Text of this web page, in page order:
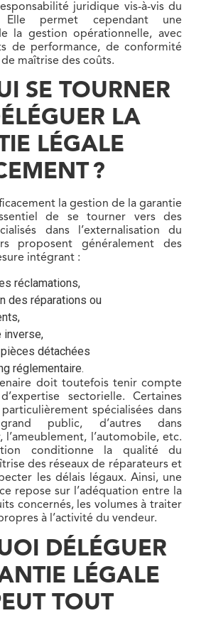
juridique vis-à-vis du
Elle permet cependant une
la gestion opérationnelle, avec
de performance, de conformité
maîtrise des coûts.
SE TOURNER
LA
LÉGALE
?
la gestion de la garantie
de se tourner vers des
dans l’externalisation du
proposent généralement des
intégrant :
réclamations,
des réparations ou
inverse,
détachées
réglementaire.
doit toutefois tenir compte
sectorielle. Certaines
spécialisées dans
grand public, d’autres dans
l’ameublement, l’automobile, etc.
conditionne la qualité du
des réseaux de réparateurs et
les délais légaux. Ainsi, une
repose sur l’adéquation entre la
concernés, les volumes à traiter
à l’activité du vendeur.
DÉLÉGUER
LÉGALE
TOUT